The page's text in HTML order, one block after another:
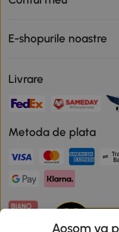
E-shopurile noastre
Livrare
Metoda de plata
Aosom va